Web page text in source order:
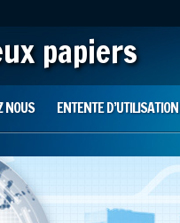
papiers
NOUS ENTENTE D’UTILISATION